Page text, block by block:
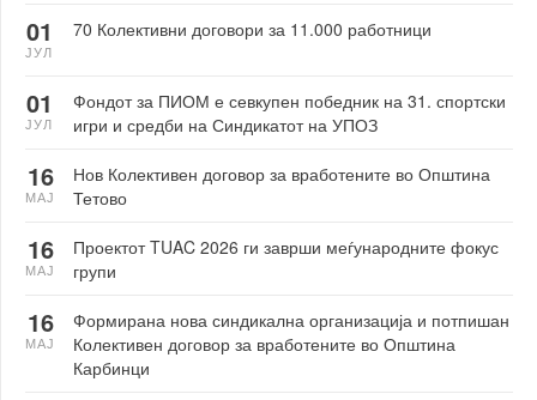
70 Колективни договори за 11.000 работници
01
ЈУЛ
Фондот за ПИОМ е севкупен победник на 31. спортски
игри и средби на Синдикатот на УПОЗ
01
ЈУЛ
Нов Колективен договор за вработените во Општина
Тетово
16
МАЈ
Проектот TUAC 2026 ги заврши меѓународните фокус
групи
16
МАЈ
Формирана нова синдикална организација и потпишан
Колективен договор за вработените во Општина
Карбинци
16
МАЈ